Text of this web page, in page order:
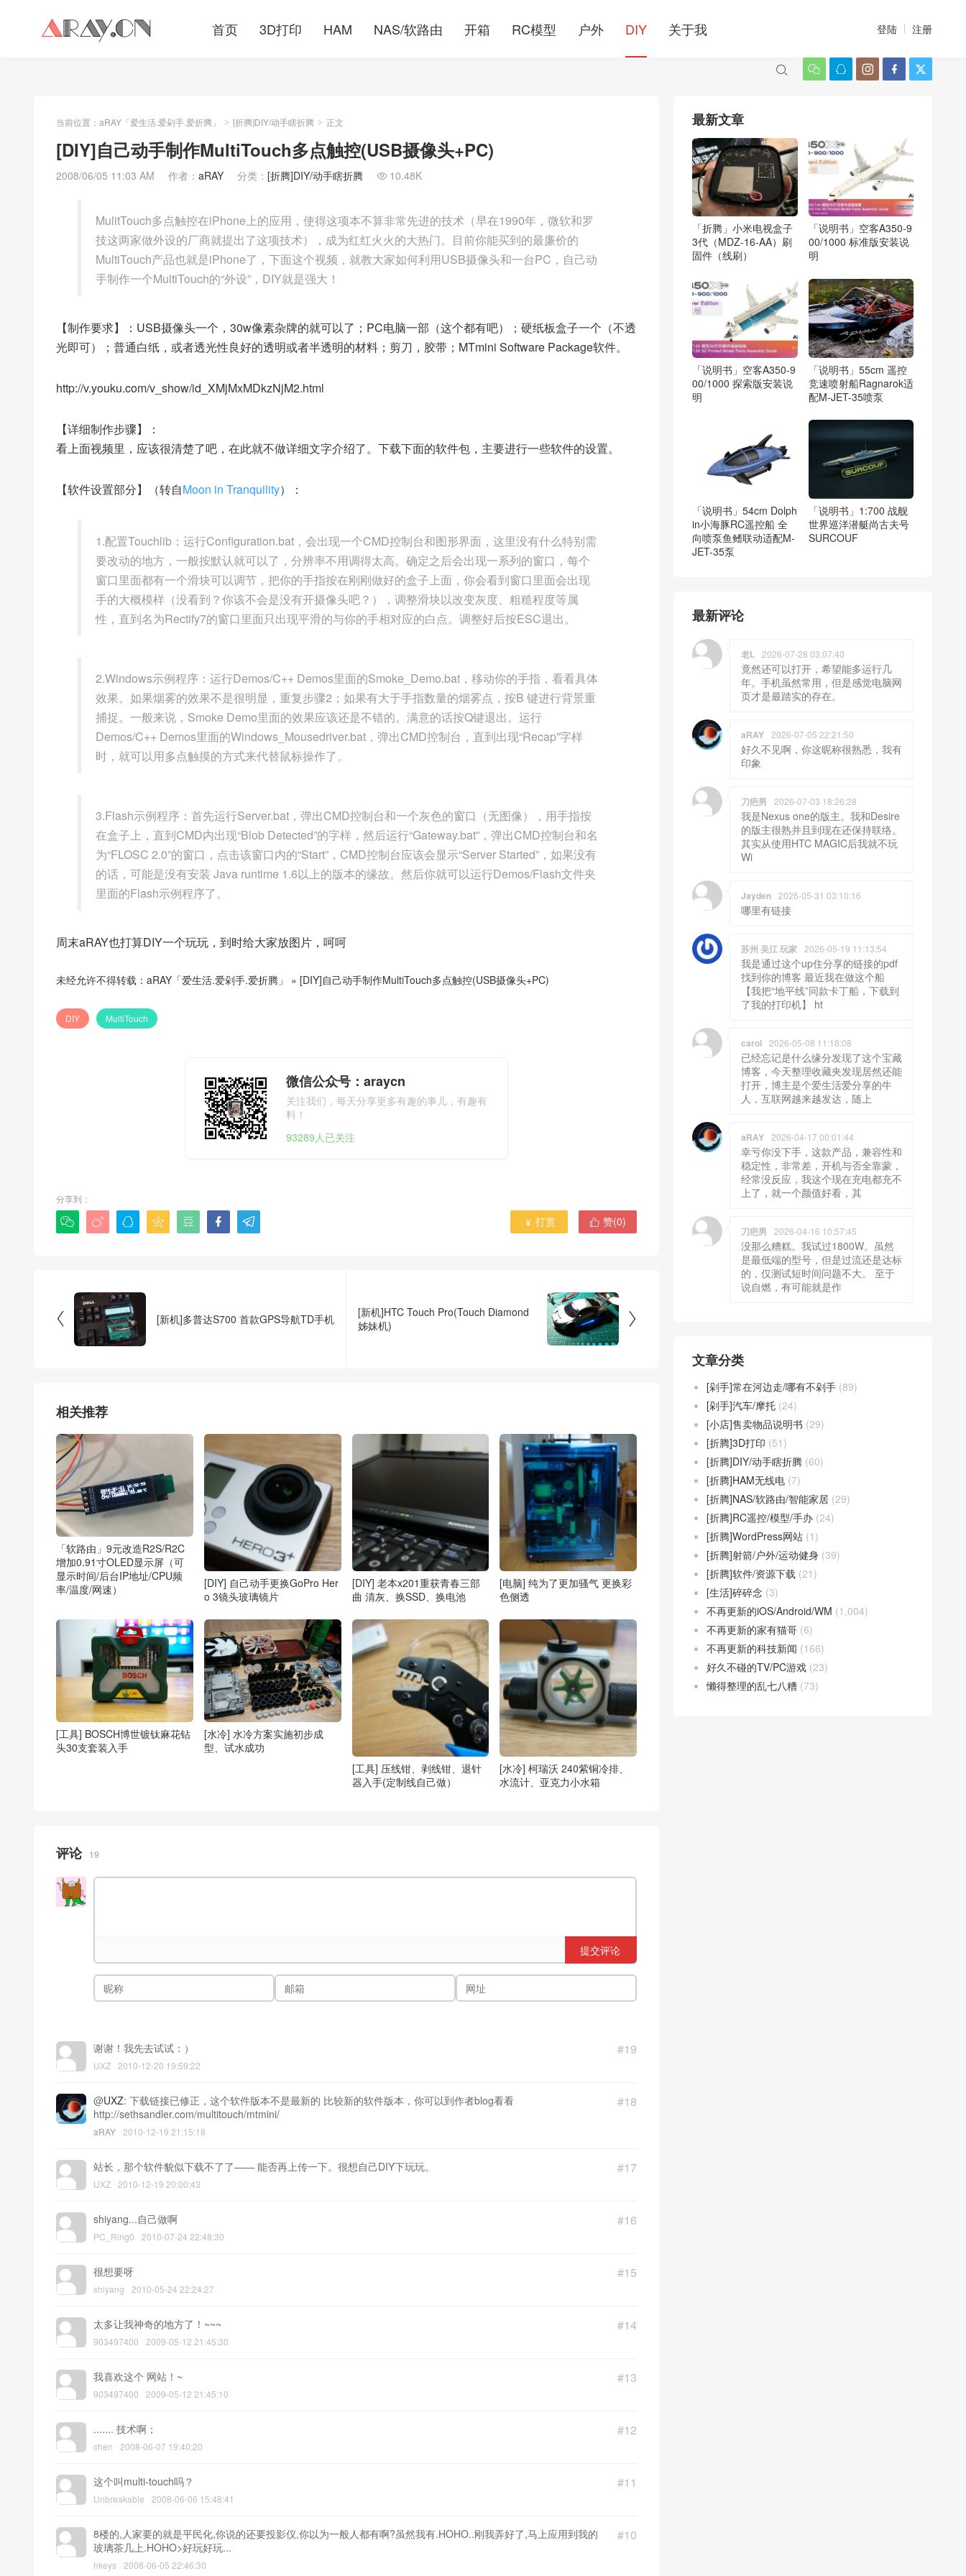
首页 3D打印 HAM NAS/软路由 开箱 RC模型 户外 DIY 关于我 登陆 注册
    

当前位置： aRAY「爱生活.爱剁手.爱折腾」 > [折腾]DIY/动手瞎折腾 > 正文
[DIY]自己动手制作MultiTouch多点触控(USB摄像头+PC)
2008/06/05 11:03 AM 作者： aRAY 分类： [折腾]DIY/动手瞎折腾  10.48K
MulitTouch多点触控在iPhone上的应用，使得这项本不算非常先进的技术（早在1990年，微软和罗
技这两家做外设的厂商就提出了这项技术），成为红红火火的大热门。目前你能买到的最廉价的
MultiTouch产品也就是iPhone了，下面这个视频，就教大家如何利用USB摄像头和一台PC，自己动
手制作一个MultiTouch的“外设”，DIY就是强大！
【制作要求】：USB摄像头一个，30w像素杂牌的就可以了；PC电脑一部（这个都有吧）；硬纸板盒子一个（不透
光即可）；普通白纸，或者透光性良好的透明或者半透明的材料；剪刀，胶带；MTmini Software Package软件。
http://v.youku.com/v_show/id_XMjMxMDkzNjM2.html
【详细制作步骤】：
看上面视频里，应该很清楚了吧，在此就不做详细文字介绍了。下载下面的软件包，主要进行一些软件的设置。
【软件设置部分】（转自Moon in Tranquility）：
1.配置Touchlib：运行Configuration.bat，会出现一个CMD控制台和图形界面，这里没有什么特别需
要改动的地方，一般按默认就可以了，分辨率不用调得太高。确定之后会出现一系列的窗口，每个
窗口里面都有一个滑块可以调节，把你的手指按在刚刚做好的盒子上面，你会看到窗口里面会出现
手的大概模样（没看到？你该不会是没有开摄像头吧？），调整滑块以改变灰度、粗糙程度等属
性，直到名为Rectify7的窗口里面只出现平滑的与你的手相对应的白点。调整好后按ESC退出。
2.Windows示例程序：运行Demos/C++ Demos里面的Smoke_Demo.bat，移动你的手指，看看具体
效果。如果烟雾的效果不是很明显，重复步骤2；如果有大于手指数量的烟雾点，按B 键进行背景重
捕捉。一般来说，Smoke Demo里面的效果应该还是不错的。满意的话按Q键退出。运行
Demos/C++ Demos里面的Windows_Mousedriver.bat，弹出CMD控制台，直到出现“Recap”字样
时，就可以用多点触摸的方式来代替鼠标操作了。
3.Flash示例程序：首先运行Server.bat，弹出CMD控制台和一个灰色的窗口（无图像），用手指按
在盒子上，直到CMD内出现“Blob Detected”的字样，然后运行“Gateway.bat”，弹出CMD控制台和名
为“FLOSC 2.0”的窗口，点击该窗口内的“Start”，CMD控制台应该会显示“Server Started”，如果没有
的话，可能是没有安装 Java runtime 1.6以上的版本的缘故。然后你就可以运行Demos/Flash文件夹
里面的Flash示例程序了。
周末aRAY也打算DIY一个玩玩，到时给大家放图片，呵呵
未经允许不得转载： aRAY「爱生活.爱剁手.爱折腾」 » [DIY]自己动手制作MultiTouch多点触控(USB摄像头+PC)
DIY MultiTouch
微信公众号：araycn
关注我们，每天分享更多有趣的事儿，有趣有
料！
93289人已关注
分享到：
        赞(0)
 打赏
 [新机]多普达S700 首款GPS导航TD手机 
[新机]HTC Touch Pro(Touch Diamond
姊妹机)
相关推荐
「软路由」9元改造R2S/R2C
增加0.91寸OLED显示屏（可
显示时间/后台IP地址/CPU频
率/温度/网速）
[DIY] 自己动手更换GoPro Her
o 3镜头玻璃镜片
[DIY] 老本x201重获青春三部
曲 清灰、换SSD、换电池
[电脑] 纯为了更加骚气 更换彩
色侧透
[工具] BOSCH博世镀钛麻花钻
头30支套装入手
[水冷] 水冷方案实施初步成
型、试水成功
[工具] 压线钳、剥线钳、退针
器入手(定制线自己做）
[水冷] 柯瑞沃 240紫铜冷排、
水流计、亚克力小水箱
评论 19
提交评论
#19
谢谢！我先去试试：）
UXZ 2010-12-20 19:59:22
#18
@UXZ: 下载链接已修正，这个软件版本不是最新的 比较新的软件版本，你可以到作者blog看看
http://sethsandler.com/multitouch/mtmini/
aRAY 2010-12-19 21:15:18
#17
站长，那个软件貌似下载不了了—— 能否再上传一下。很想自己DIY下玩玩。
UXZ 2010-12-19 20:00:43
#16
shiyang...自己做啊
PC_Ring0 2010-07-24 22:48:30
#15
很想要呀
shiyang 2010-05-24 22:24:27
#14
太多让我神奇的地方了！~~~
903497400 2009-05-12 21:45:30
#13
我喜欢这个 网站！~
903497400 2009-05-12 21:45:10
#12
....... 技术啊；
chen 2008-06-07 19:40:20
#11
这个叫multi-touch吗？
Unbreakable 2008-06-06 15:48:41
#10
8楼的,人家要的就是平民化,你说的还要投影仪,你以为一般人都有啊?虽然我有.HOHO..刚我弄好了,马上应用到我的
玻璃茶几上.HOHO>好玩好玩...
hkeys 2008-06-05 22:46:30
最新文章
「折腾」小米电视盒子
3代（MDZ-16-AA）刷
固件（线刷）
「说明书」空客A350-9
00/1000 标准版安装说
明
「说明书」空客A350-9
00/1000 探索版安装说
明
「说明书」55cm 遥控
竞速喷射船Ragnarok适
配M-JET-35喷泵
「说明书」54cm Dolph
in小海豚RC遥控船 全
向喷泵鱼鳍联动适配M-
JET-35泵
「说明书」1:700 战舰
世界巡洋潜艇尚古夫号
SURCOUF
最新评论
老L 2026-07-28 03:07:40
竟然还可以打开，希望能多运行几
年。手机虽然常用，但是感觉电脑网
页才是最踏实的存在。
aRAY 2026-07-05 22:21:50
好久不见啊，你这昵称很熟悉，我有
印象
刀疤男 2026-07-03 18:26:28
我是Nexus one的版主。我和Desire
的版主很熟并且到现在还保持联络。
其实从使用HTC MAGIC后我就不玩
Wi
Jayden 2026-05-31 03:10:16
哪里有链接
苏州 吴江 玩家 2026-05-19 11:13:54
我是通过这个up住分享的链接的pdf
找到你的博客 最近我在做这个船
【我把“地平线”同款卡丁船，下载到
了我的打印机】 ht
carol 2026-05-08 11:18:08
已经忘记是什么缘分发现了这个宝藏
博客，今天整理收藏夹发现居然还能
打开，博主是个爱生活爱分享的牛
人，互联网越来越发达，随上
aRAY 2026-04-17 00:01:44
幸亏你没下手，这款产品，兼容性和
稳定性，非常差，开机与否全靠蒙，
经常没反应，我这个现在充电都充不
上了，就一个颜值好看，其
刀疤男 2026-04-16 10:57:45
没那么糟糕。我试过1800W。虽然
是最低端的型号，但是过流还是达标
的，仅测试短时间问题不大。 至于
说自燃，有可能就是作
文章分类
[剁手]常在河边走/哪有不剁手 (89)
[剁手]汽车/摩托 (24)
[小店]售卖物品说明书 (29)
[折腾]3D打印 (51)
[折腾]DIY/动手瞎折腾 (60)
[折腾]HAM无线电 (7)
[折腾]NAS/软路由/智能家居 (29)
[折腾]RC遥控/模型/手办 (24)
[折腾]WordPress网站 (1)
[折腾]射箭/户外/运动健身 (39)
[折腾]软件/资源下载 (21)
[生活]碎碎念 (3)
不再更新的iOS/Android/WM (1,004)
不再更新的家有猫哥 (6)
不再更新的科技新闻 (166)
好久不碰的TV/PC游戏 (23)
懒得整理的乱七八糟 (73)